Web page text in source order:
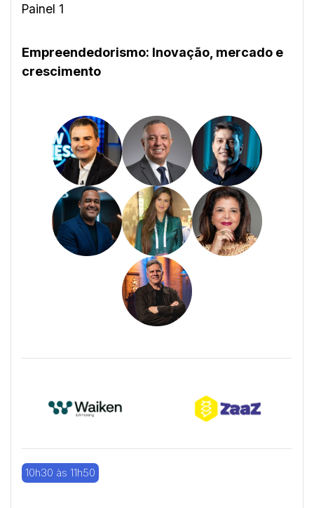
Painel 1
Empreendedorismo: Inovação, mercado e
crescimento
10h30 às 11h50